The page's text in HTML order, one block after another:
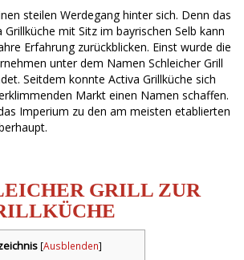
steilen Werdegang hinter sich. Denn das
mit Sitz im bayrischen Selb kann
Erfahrung zurückblicken. Einst wurde die
unter dem Namen Schleicher Grill
Seitdem konnte Activa Grillküche sich
Markt einen Namen schaffen.
Imperium zu den am meisten etablierten
GRILL ZUR
[Ausblenden]